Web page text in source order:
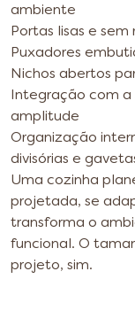
ambiente
Portas lisas e
Puxadores
Nichos abertos
Integração com a
amplitude
Organização
divisórias e
Uma cozinha
projetada, se
transforma o
funcional. O
projeto, sim.